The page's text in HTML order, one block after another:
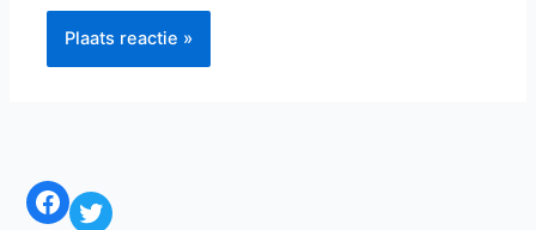
Facebook Twitter